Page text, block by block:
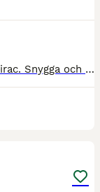
Nya aldrig använda shortchaps från Soubirac. Snygga och välsydda. Vad 32cm Höjd bak/insida 38 cm. Finns i Myckeläng Söråker för hämt eller skickas mot fraktkostnad